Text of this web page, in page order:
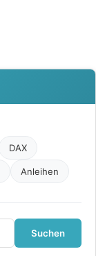
DAX
Anleihen
Suchen